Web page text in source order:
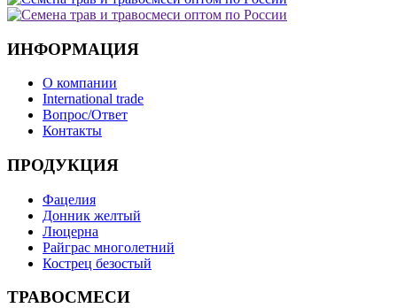
ИНФОРМАЦИЯ
О компании
International trade
Вопрос/Ответ
Контакты
ПРОДУКЦИЯ
Фацелия
Донник желтый
Люцерна
Райграс многолетний
Кострец безостый
ТРАВОСМЕСИ